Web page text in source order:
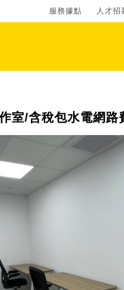
服務據點 人才招
室/含稅包水電網路